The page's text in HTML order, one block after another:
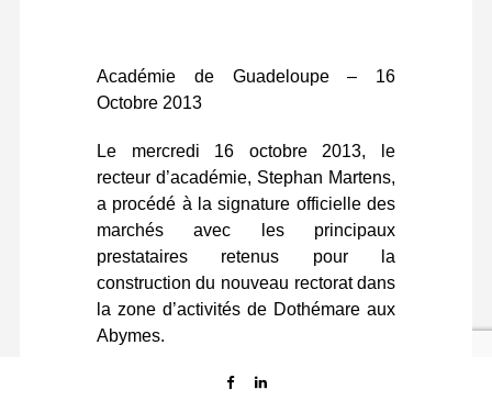
Académie de Guadeloupe – 16
Octobre 2013
Le mercredi 16 octobre 2013, le
recteur d’académie, Stephan Martens,
a procédé à la signature officielle des
marchés avec les principaux
prestataires retenus pour la
construction du nouveau rectorat dans
la zone d’activités de Dothémare aux
Abymes.
Le recteur d’académie a insisté